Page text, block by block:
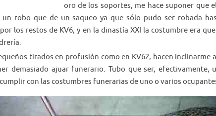
oro de los soportes, me hace suponer que
robo que de un saqueo ya que sólo pudo ser robada
los restos de KV6, y en la dinastía XXI la costumbre era
tirados en profusión como en KV62, hacen inclinarme
demasiado ajuar funerario. Tubo que ser, efectivamente,
con las costumbres funerarias de uno o varios